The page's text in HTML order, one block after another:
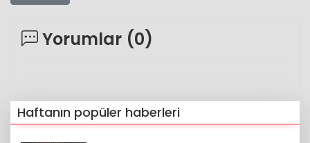
Yorumlar (0)
Haftanın popüler haberleri